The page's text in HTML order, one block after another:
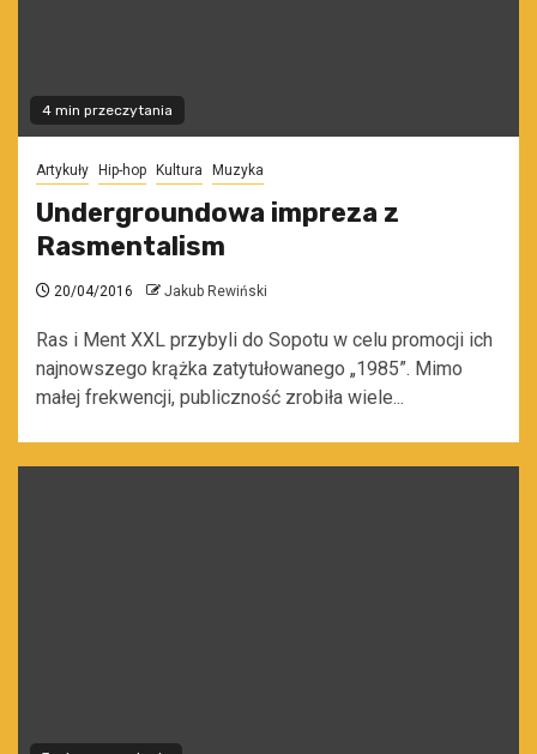
4 min przeczytania
Artykuły Hip-hop Kultura Muzyka
Undergroundowa impreza z
Rasmentalism
20/04/2016 Jakub Rewiński
Ras i Ment XXL przybyli do Sopotu w celu promocji ich
najnowszego krążka zatytułowanego „1985”. Mimo
małej frekwencji, publiczność zrobiła wiele...